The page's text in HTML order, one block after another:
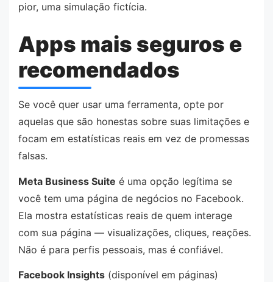
pior, uma simulação fictícia.
Apps mais seguros e
recomendados
Se você quer usar uma ferramenta, opte por
aquelas que são honestas sobre suas limitações e
focam em estatísticas reais em vez de promessas
falsas.
Meta Business Suite é uma opção legítima se
você tem uma página de negócios no Facebook.
Ela mostra estatísticas reais de quem interage
com sua página — visualizações, cliques, reações.
Não é para perfis pessoais, mas é confiável.
Facebook Insights (disponível em páginas)